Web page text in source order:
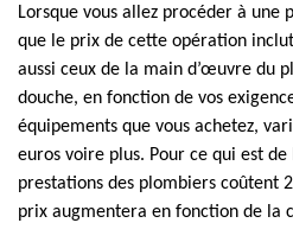
Lorsque vous allez procéder à une
que le prix de cette opération
aussi ceux de la main d’œuvre du
douche, en fonction de vos
équipements que vous achetez,
euros voire plus. Pour ce qui est
prestations des plombiers coûtent
prix augmentera en fonction de la